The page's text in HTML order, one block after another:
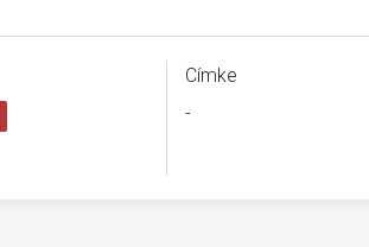
Címke
-